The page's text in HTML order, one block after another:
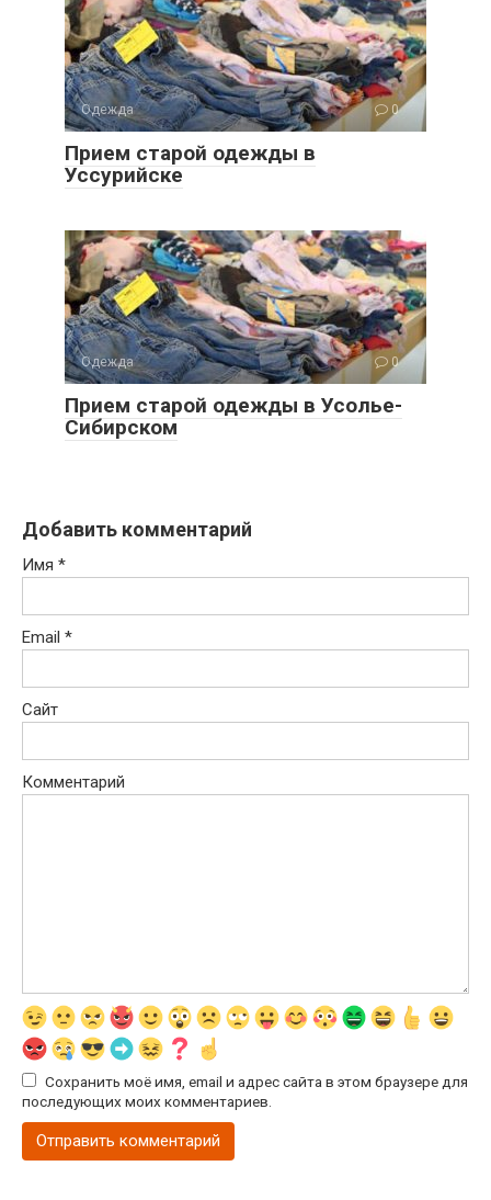
Одежда 0
Прием старой одежды в
Уссурийске
Одежда 0
Прием старой одежды в Усолье-
Сибирском
Добавить комментарий
Имя *
Email *
Сайт
Комментарий
Сохранить моё имя, email и адрес сайта в этом браузере для
последующих моих комментариев.